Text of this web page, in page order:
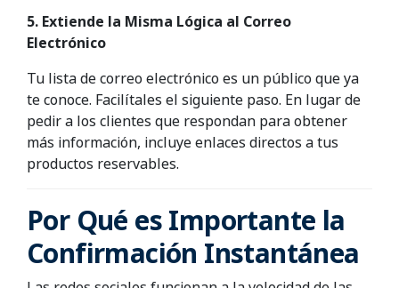
5. Extiende la Misma Lógica al Correo
Electrónico
Tu lista de correo electrónico es un público que ya
te conoce. Facilítales el siguiente paso. En lugar de
pedir a los clientes que respondan para obtener
más información, incluye enlaces directos a tus
productos reservables.
Por Qué es Importante la
Confirmación Instantánea